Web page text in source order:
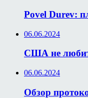
Povel Durev:
06.06.2024
США не
06.06.2024
Обзор